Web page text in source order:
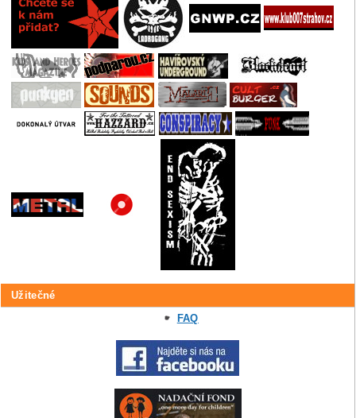
Užitečné
FAQ